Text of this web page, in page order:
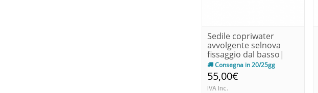
Sedile copriwater
avvolgente selnova
fissaggio dal basso|
chiusur...
Consegna in 20/25gg
55,00€
IVA Inc.